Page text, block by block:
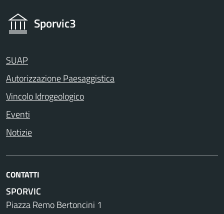
Sporvic3
SUAP
Autorizzazione Paesaggistica
Vincolo Idrogeologico
Eventi
Notizie
CONTATTI
SPORVIC
Piazza Remo Bertoncini 1